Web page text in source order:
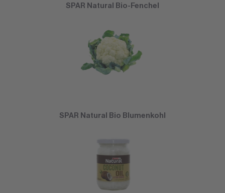
SPAR Natural Bio-Fenchel
SPAR Natural Bio Blumenkohl